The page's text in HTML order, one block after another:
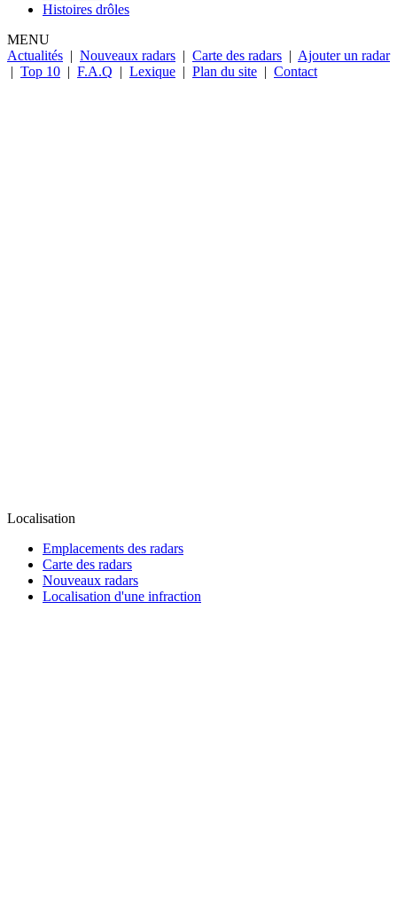
Histoires drôles
MENU
Actualités | Nouveaux radars | Carte des radars | Ajouter un radar
| Top 10 | F.A.Q | Lexique | Plan du site | Contact
Localisation
Emplacements des radars
Carte des radars
Nouveaux radars
Localisation d'une infraction